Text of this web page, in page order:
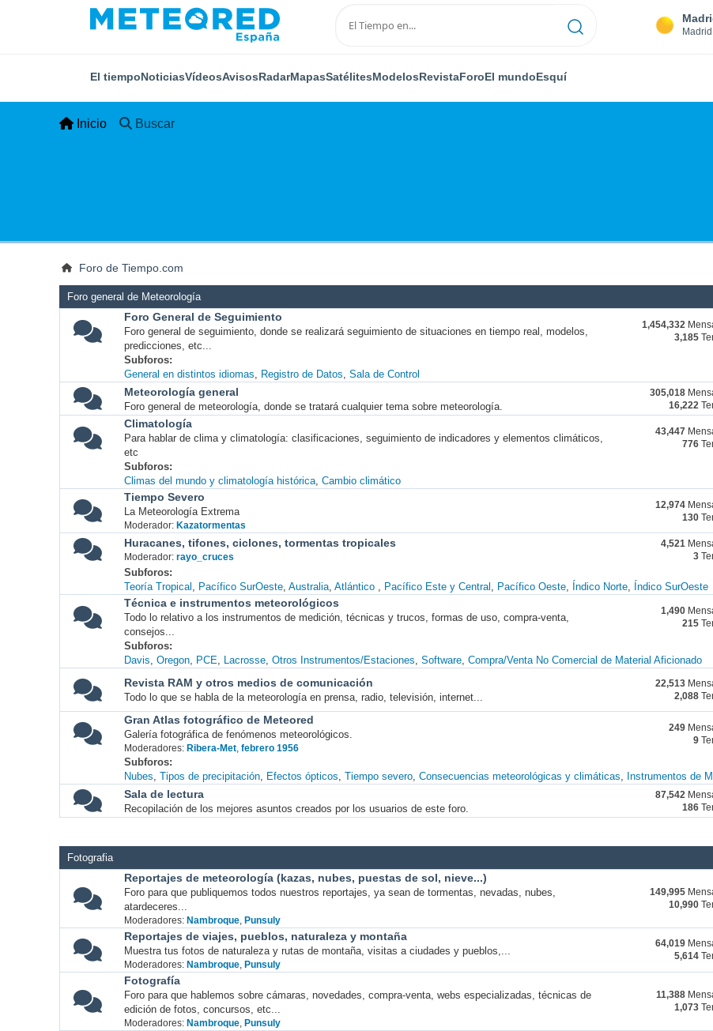
Madrid
El tiempoNoticiasVídeosAvisosRadarMapasSatélitesModelosRevistaForoEl mundoEsquí
Inicio Buscar
Foro de Tiempo.com
Foro general de Meteorología
Foro General de Seguimiento
Foro general de seguimiento, donde se realizará seguimiento de situaciones en tiempo real, modelos,
predicciones, etc...
1,454,332
3,185
Subforos
General en distintos idiomas
Registro de Datos Sala de Control
Meteorología general
Foro general de meteorología, donde se tratará cualquier tema sobre meteorología.
305,018
16,222
Climatología
Para hablar de clima y climatología: clasificaciones, seguimiento de indicadores y elementos climáticos,
etc
43,447
776
Subforos
Climas del mundo y climatología histórica Cambio climático
Tiempo Severo
La Meteorología Extrema
Moderador: Kazatormentas
12,974
130
Huracanes, tifones, ciclones, tormentas tropicales
Moderador: rayo_cruces
4,521
3
Subforos
Teoría Tropical
Pacífico SurOeste Australia Atlántico Pacífico Este y Central Pacífico Oeste Índico Norte Índico SurOeste
Técnica e instrumentos meteorológicos
Todo lo relativo a los instrumentos de medición, técnicas y trucos, formas de uso, compra-venta,
consejos...
1,490
215
Subforos
Davis Oregon PCE Lacrosse Otros Instrumentos/Estaciones Software Compra/Venta No Comercial de Material Aficionado
Revista RAM y otros medios de comunicación
Todo lo que se habla de la meteorología en prensa, radio, televisión, internet...
22,513
2,088
Gran Atlas fotográfico de Meteored
Galería fotográfica de fenómenos meteorológicos.
Moderadores: Ribera-Met, febrero 1956
249
9
Subforos
Nubes Tipos de precipitación Efectos ópticos Tiempo severo Consecuencias meteorológicas y climáticas Instrumentos de
Sala de lectura
Recopilación de los mejores asuntos creados por los usuarios de este foro.
87,542
186
Fotografia
Reportajes de meteorología (kazas, nubes, puestas de sol, nieve...)
Foro para que publiquemos todos nuestros reportajes, ya sean de tormentas, nevadas, nubes,
atardeceres...
Moderadores: Nambroque, Punsuly
149,995
10,990
Reportajes de viajes, pueblos, naturaleza y montaña
Muestra tus fotos de naturaleza y rutas de montaña, visitas a ciudades y pueblos,...
Moderadores: Nambroque, Punsuly
64,019
5,614
Fotografía
Foro para que hablemos sobre cámaras, novedades, compra-venta, webs especializadas, técnicas de
edición de fotos, concursos, etc...
Moderadores: Nambroque, Punsuly
11,388
1,073